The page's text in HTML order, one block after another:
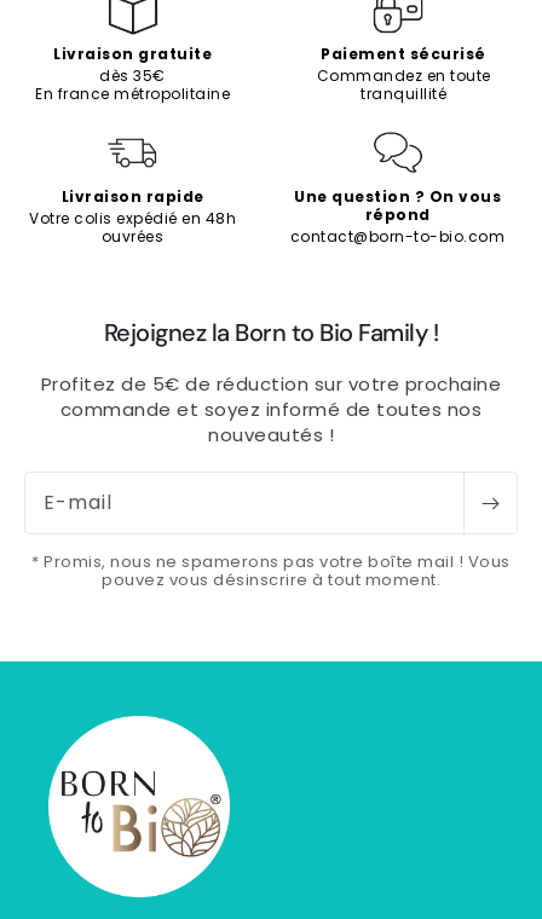
Livraison gratuite
dès 35€
En france métropolitaine
Paiement sécurisé
Commandez en toute
tranquillité
Livraison rapide
Votre colis expédié en 48h
ouvrées
Une question ? On vous
répond
contact@born-to-bio.com
Rejoignez la Born to Bio Family !
Profitez de 5€ de réduction sur votre prochaine
commande et soyez informé de toutes nos
nouveautés !
E-mail
* Promis, nous ne spamerons pas votre boîte mail ! Vous
pouvez vous désinscrire à tout moment.